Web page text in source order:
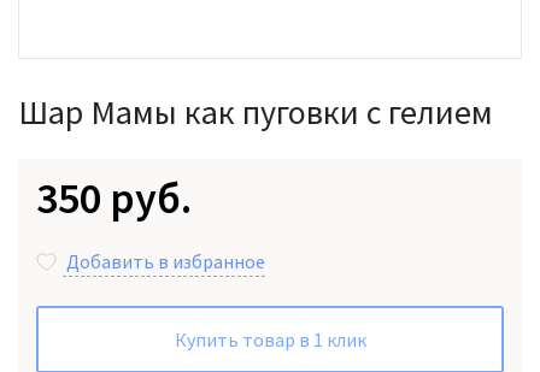
Шар Мамы как пуговки с гелием
350 руб.
Добавить в избранное
Купить товар в 1 клик